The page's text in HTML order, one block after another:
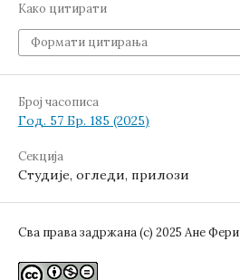
Како цитирати
Формати цитирања
Број часописа
Год. 57 Бр. 185 (2025)
Секција
Студије, огледи, прилози
Сва права задржана (c) 2025 Ане Фери